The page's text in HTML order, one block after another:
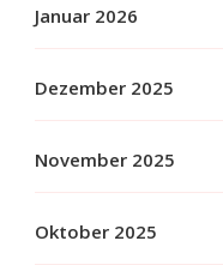
Januar 2026
Dezember 2025
November 2025
Oktober 2025